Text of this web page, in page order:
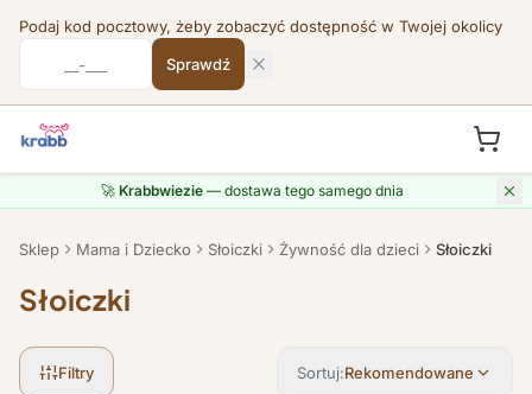
Podaj kod pocztowy, żeby zobaczyć dostępność w Twojej okolicy
Sprawdź
Przejdź do treści
🚀 Krabbwiezie— dostawa tego samego dnia
Sklep Mama i Dziecko Słoiczki Żywność dla dzieci Słoiczki
Słoiczki
Filtry Sortuj:Rekomendowane